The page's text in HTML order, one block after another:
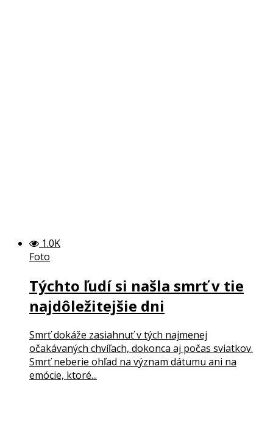
1.0K
Foto
Týchto ľudí si našla smrť v tie
najdôležitejšie dni
Smrť dokáže zasiahnuť v tých najmenej
očakávaných chvíľach, dokonca aj počas sviatkov.
Smrť neberie ohľad na význam dátumu ani na
emócie, ktoré...